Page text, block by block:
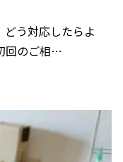
う対応したらよ
回のご相…